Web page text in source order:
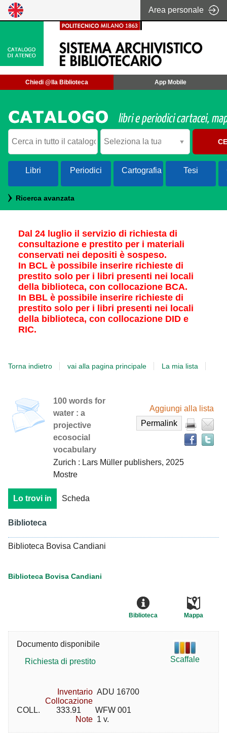
Area personale
Chiedi @lla Biblioteca App Mobile
Libri Periodici Cartografia Tesi
Cerca su "Catalogo"
Ricerca avanzata
Dal 24 luglio il servizio di richiesta di
consultazione e prestito per i materiali
conservati nei depositi è sospeso.
In BCL è possibile inserire richieste di
prestito solo per i libri presenti nei locali
della biblioteca, con collocazione BCA.
In BBL è possibile inserire richieste di
prestito solo per i libri presenti nei locali
della biblioteca, con collocazione DID e
RIC.
Torna indietro vai alla pagina principale La mia lista
Dettaglio
del
documento
Aggiungi alla lista
Permalink
100 words for
water : a
projective
ecosocial
vocabulary
Zurich : Lars Müller publishers, 2025
Mostre
Lo trovi in Scheda
Biblioteca
Biblioteca Bovisa Candiani
Biblioteca Bovisa Candiani
Mappa
Biblioteca
Documento disponibile
Richiesta di prestito
Inventario ADU 16700
Collocazione
COLL.        333.91       WFW 001
Note 1 v.
Scaffale